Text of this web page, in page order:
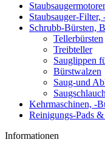
Staubsauger-
Schrubb-Bürsten,
Tellerbürsten
Treibteller
Sauglippen
Bürstwalzen
Saug-und
Kehrmaschinen, -
Reinigungs-Pads
Informationen